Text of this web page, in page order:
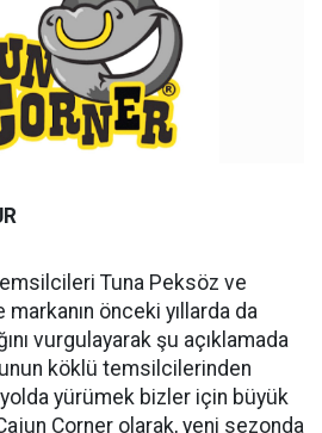
Tuna Peksöz ve
markanın önceki yıllarda da
vurgulayarak şu açıklamada
köklü temsilcilerinden
yürümek bizler için büyük
Corner olarak, yeni sezonda